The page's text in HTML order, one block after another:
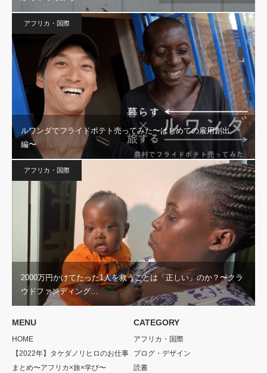
アフリカ・国際
ルワンダでフライドポテト売ってみた〜はじめての雇用創出
編〜
アフリカ・国際
2000万円かけてたった1人を救うことは「正しい」のか？〜クラ
ウドファンディング…
MENU
HOME
【2022年】タケダノリヒロのお仕事
まとめ〜アフリカ×旅×学び〜
CATEGORY
アフリカ・国際
ブログ・デザイン
読書